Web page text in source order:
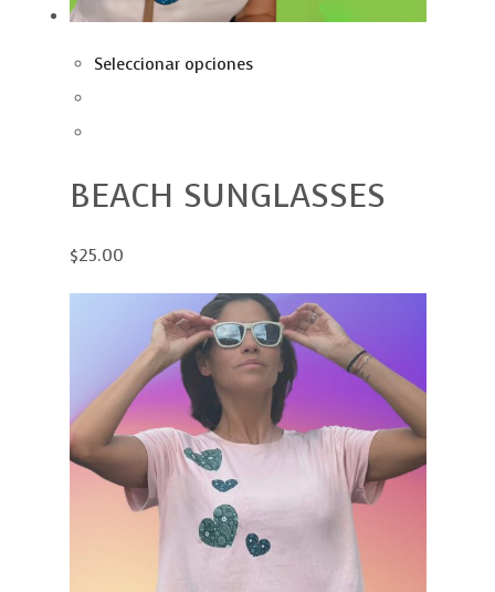
Seleccionar opciones
BEACH SUNGLASSES
$25.00